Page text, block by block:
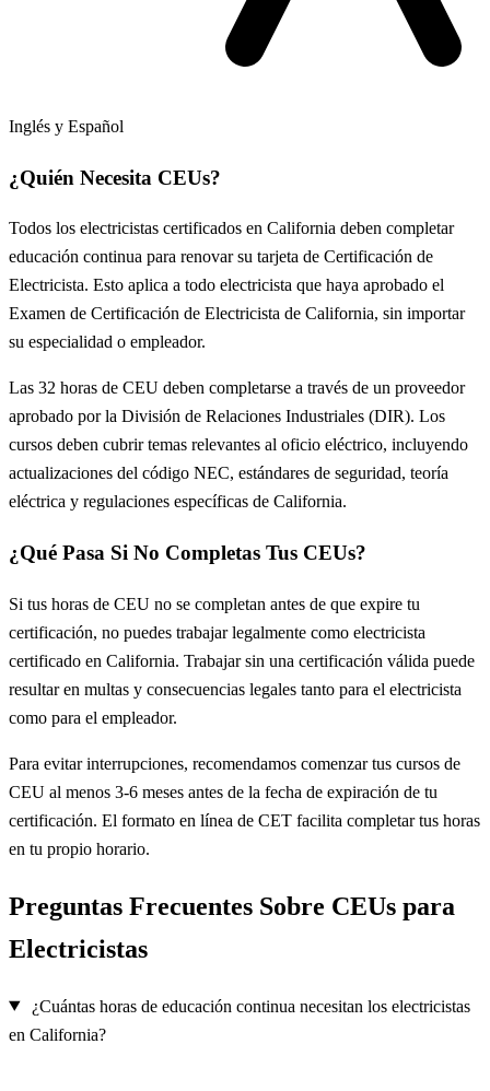
Inglés y Español
¿Quién Necesita CEUs?
Todos los electricistas certificados en California deben completar
educación continua para renovar su tarjeta de Certificación de
Electricista. Esto aplica a todo electricista que haya aprobado el
Examen de Certificación de Electricista de California, sin importar
su especialidad o empleador.
Las 32 horas de CEU deben completarse a través de un proveedor
aprobado por la División de Relaciones Industriales (DIR). Los
cursos deben cubrir temas relevantes al oficio eléctrico, incluyendo
actualizaciones del código NEC, estándares de seguridad, teoría
eléctrica y regulaciones específicas de California.
¿Qué Pasa Si No Completas Tus CEUs?
Si tus horas de CEU no se completan antes de que expire tu
certificación, no puedes trabajar legalmente como electricista
certificado en California. Trabajar sin una certificación válida puede
resultar en multas y consecuencias legales tanto para el electricista
como para el empleador.
Para evitar interrupciones, recomendamos comenzar tus cursos de
CEU al menos 3-6 meses antes de la fecha de expiración de tu
certificación. El formato en línea de CET facilita completar tus horas
en tu propio horario.
Preguntas Frecuentes Sobre CEUs para
Electricistas
¿Cuántas horas de educación continua necesitan los electricistas
en California?